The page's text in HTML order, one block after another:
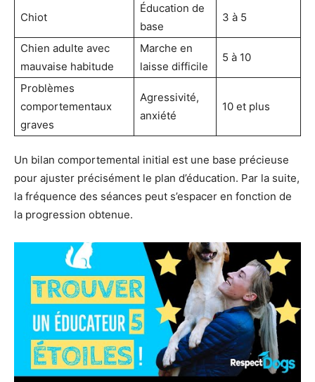
Chiot
Éducation de
base
3 à 5
Chien adulte avec
mauvaise habitude
Marche en
laisse difficile
5 à 10
Problèmes
comportementaux
graves
Agressivité,
anxiété
10 et plus
Un bilan comportemental initial est une base précieuse
pour ajuster précisément le plan d’éducation. Par la suite,
la fréquence des séances peut s’espacer en fonction de
la progression obtenue.